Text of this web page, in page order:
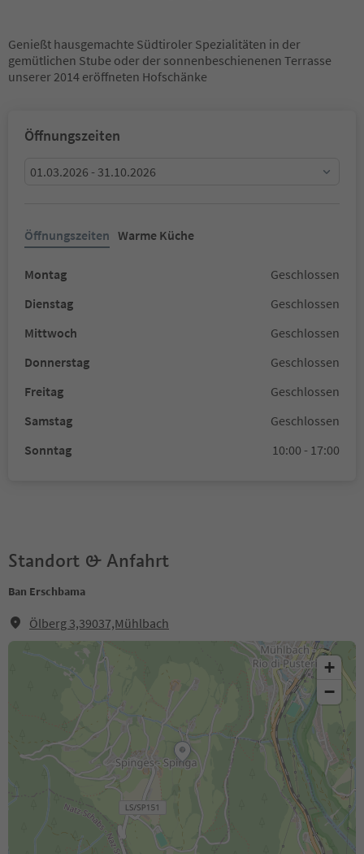
Genießt hausgemachte Südtiroler Spezialitäten in der
gemütlichen Stube oder der sonnenbeschienenen Terrasse
unserer 2014 eröffneten Hofschänke
Öffnungszeiten
01.03.2026 - 31.10.2026
Öffnungszeiten Warme Küche
Montag
Geschlossen
Dienstag
Geschlossen
Mittwoch
Geschlossen
Donnerstag
Geschlossen
Freitag
Geschlossen
Samstag
Geschlossen
Sonntag
10:00 - 17:00
Standort & Anfahrt
Ban Erschbama
Ölberg 3,39037,Mühlbach
+
−